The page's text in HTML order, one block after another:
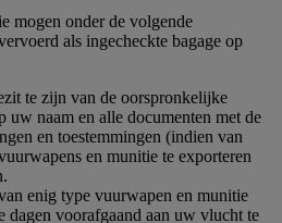
mogen onder de volgende
als ingecheckte bagage op
te zijn van de oorspronkelijke
uw naam en alle documenten met de
en toestemmingen (indien van
en munitie te exporteren
enig type vuurwapen en munitie
dagen voorafgaand aan uw vlucht te